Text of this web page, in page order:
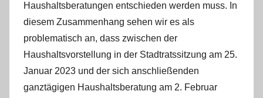
Haushaltsberatungen entschieden werden muss. In
diesem Zusammenhang sehen wir es als
problematisch an, dass zwischen der
Haushaltsvorstellung in der Stadtratssitzung am 25.
Januar 2023 und der sich anschließenden
ganztägigen Haushaltsberatung am 2. Februar